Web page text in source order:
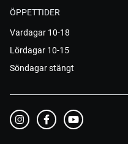
ÖPPETTIDER
Vardagar 10-18
Lördagar 10-15
Söndagar stängt